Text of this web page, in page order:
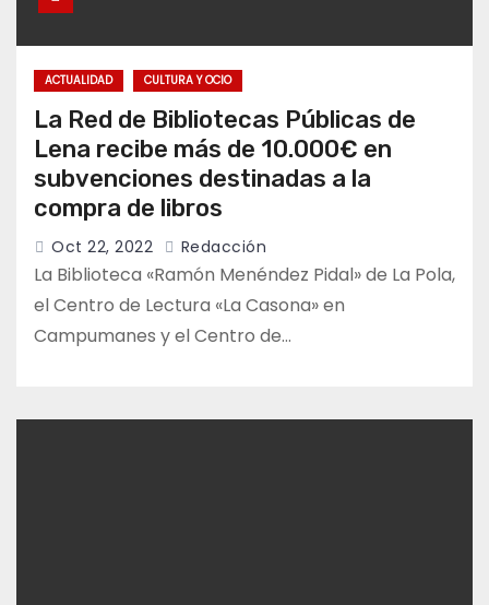
ACTUALIDAD CULTURA Y OCIO
La Red de Bibliotecas Públicas de
Lena recibe más de 10.000€ en
subvenciones destinadas a la
compra de libros
Oct 22, 2022 Redacción
La Biblioteca «Ramón Menéndez Pidal» de La Pola,
el Centro de Lectura «La Casona» en
Campumanes y el Centro de…